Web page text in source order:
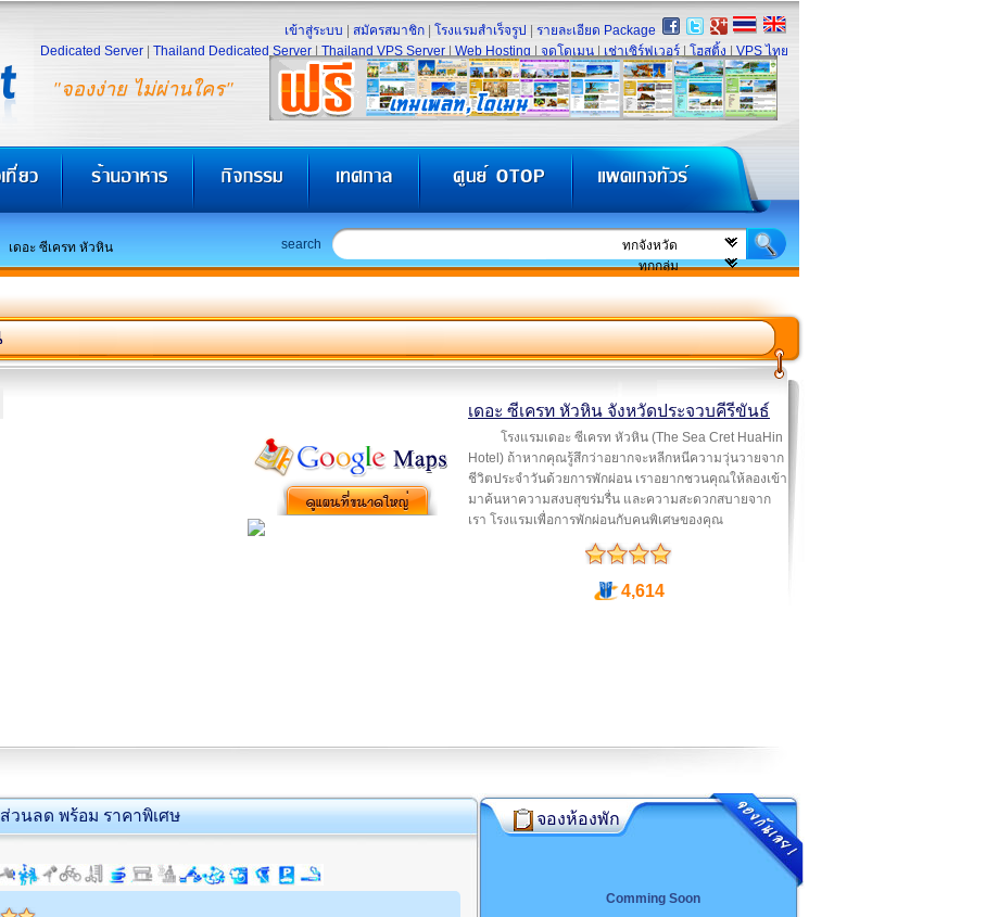
"จองง่าย ไม่ผ่านใคร"
เข้าสู่ระบบ สมัครสมาชิก โรงแรมสำเร็จรูป
รายละเอียด Package
Dedicated Server
Thailand Dedicated Server Thailand VPS Server Web Hosting จดโดเมน เช่าเซิร์ฟเวอร์ โฮสติ้ง VPS ไทย
เดอะ ซีเครท หัวหิน search
เดอะ ซีเครท หัวหิน จังหวัดประจวบคีรีขันธ์
โรงแรมเดอะ ซีเครท หัวหิน (The Sea Cret HuaHin
Hotel) ถ้าหากคุณรู้สึกว่าอยากจะหลีกหนีความวุ่นวายจาก
ชีวิตประจำวันด้วยการพักผ่อน เราอยากชวนคุณให้ลองเข้า
มาค้นหาความสงบสุขร่มรื่น และความสะดวกสบายจาก
เรา โรงแรมเพื่อการพักผ่อนกับคนพิเศษของคุณ
4,614
วนลด พร้อม ราคาพิเศษ จองห้องพัก
Comming Soon